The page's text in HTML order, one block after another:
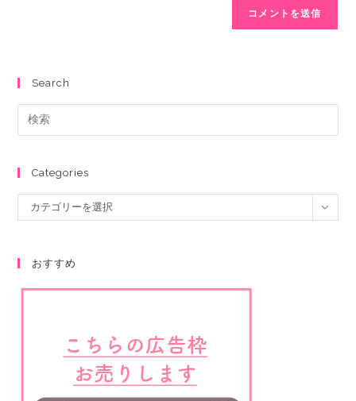
Search
Categories
カテゴリーを選択
おすすめ